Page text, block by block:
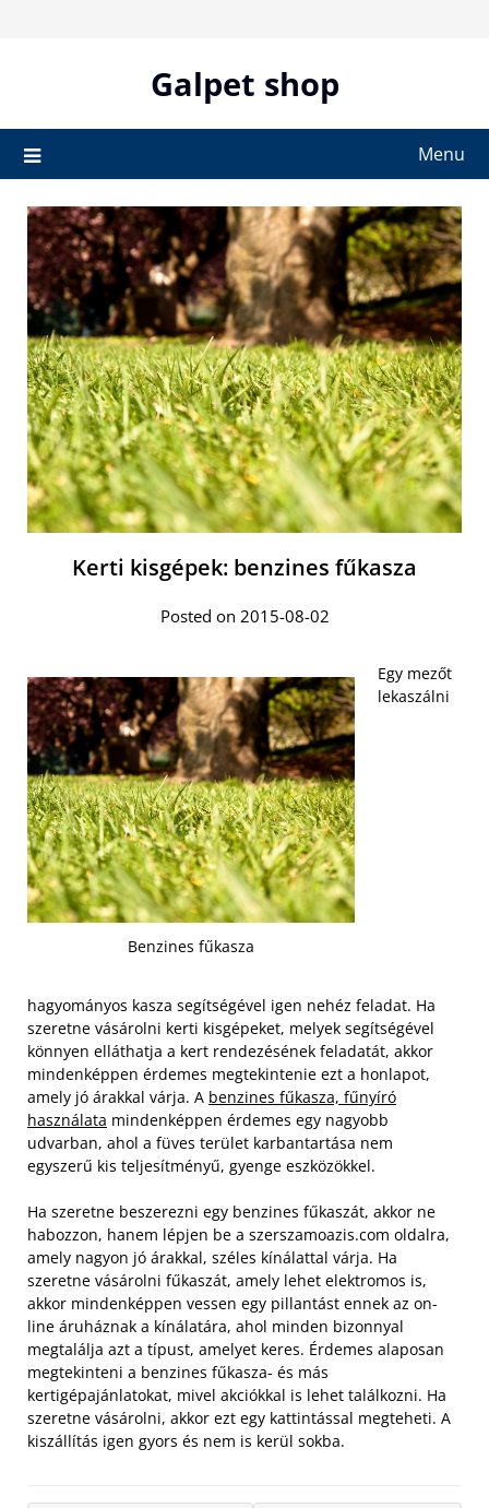
Galpet shop
Menu
Kerti kisgépek: benzines fűkasza
Posted on 2015-08-02
Benzines fűkasza
Egy mezőt
lekaszálni
hagyományos kasza segítségével igen nehéz feladat. Ha
szeretne vásárolni kerti kisgépeket, melyek segítségével
könnyen elláthatja a kert rendezésének feladatát, akkor
mindenképpen érdemes megtekintenie ezt a honlapot,
amely jó árakkal várja. A benzines fűkasza, fűnyíró
használata mindenképpen érdemes egy nagyobb
udvarban, ahol a füves terület karbantartása nem
egyszerű kis teljesítményű, gyenge eszközökkel.
Ha szeretne beszerezni egy benzines fűkaszát, akkor ne
habozzon, hanem lépjen be a szerszamoazis.com oldalra,
amely nagyon jó árakkal, széles kínálattal várja. Ha
szeretne vásárolni fűkaszát, amely lehet elektromos is,
akkor mindenképpen vessen egy pillantást ennek az on-
line áruháznak a kínálatára, ahol minden bizonnyal
megtalálja azt a típust, amelyet keres. Érdemes alaposan
megtekinteni a benzines fűkasza- és más
kertigépajánlatokat, mivel akciókkal is lehet találkozni. Ha
szeretne vásárolni, akkor ezt egy kattintással megteheti. A
kiszállítás igen gyors és nem is kerül sokba.